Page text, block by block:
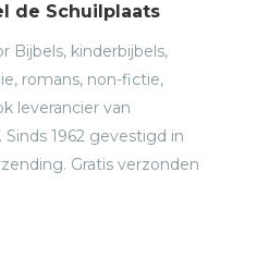
de Schuilplaats
Bijbels, kinderbijbels,
romans, non-fictie,
leverancier van
1962 gevestigd in
Gratis verzonden